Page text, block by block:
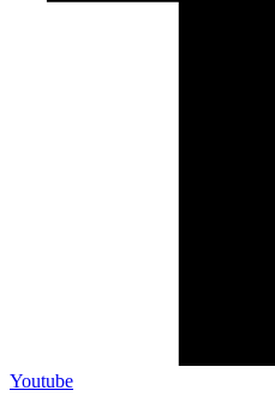
Youtube